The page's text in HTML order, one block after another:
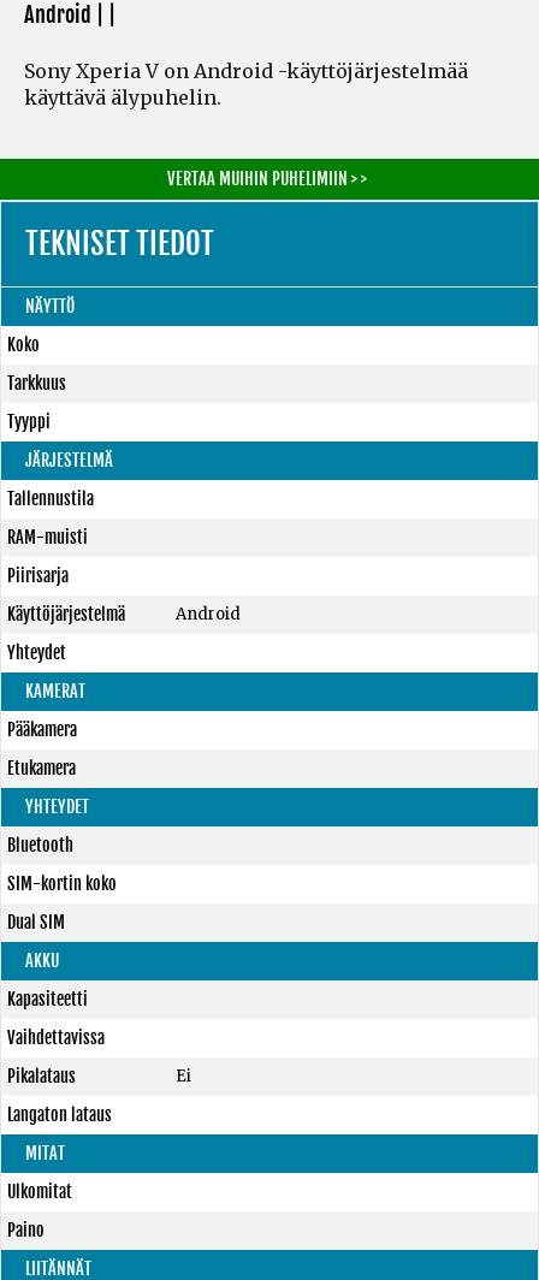
Android | |
Sony Xperia V on Android -käyttöjärjestelmää
käyttävä älypuhelin.
VERTAA MUIHIN PUHELIMIIN > >
TEKNISET TIEDOT
NÄYTTÖ
Koko
Tarkkuus
Tyyppi
JÄRJESTELMÄ
Tallennustila
RAM-muisti
Piirisarja
Käyttöjärjestelmä
Android
Yhteydet
KAMERAT
Pääkamera
Etukamera
YHTEYDET
Bluetooth
SIM-kortin koko
Dual SIM
AKKU
Kapasiteetti
Vaihdettavissa
Pikalataus
Ei
Langaton lataus
MITAT
Ulkomitat
Paino
LIITÄNNÄT